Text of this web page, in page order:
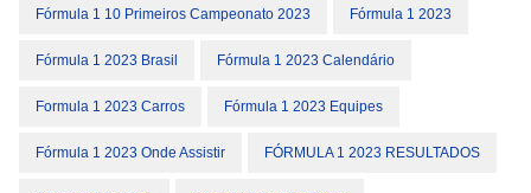
Fórmula 1 10 Primeiros Campeonato 2023 Fórmula 1 2023
Fórmula 1 2023 Brasil Fórmula 1 2023 Calendário
Formula 1 2023 Carros Fórmula 1 2023 Equipes
Fórmula 1 2023 Onde Assistir FÓRMULA 1 2023 RESULTADOS